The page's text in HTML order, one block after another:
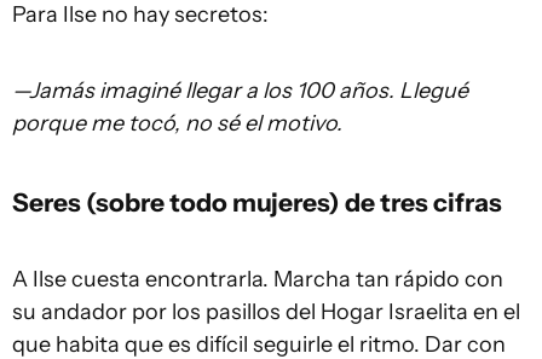
Para Ilse no hay secretos:
—Jamás imaginé llegar a los 100 años. Llegué
porque me tocó, no sé el motivo.
Seres (sobre todo mujeres) de tres cifras
A Ilse cuesta encontrarla. Marcha tan rápido con
su andador por los pasillos del Hogar Israelita en el
que habita que es difícil seguirle el ritmo. Dar con